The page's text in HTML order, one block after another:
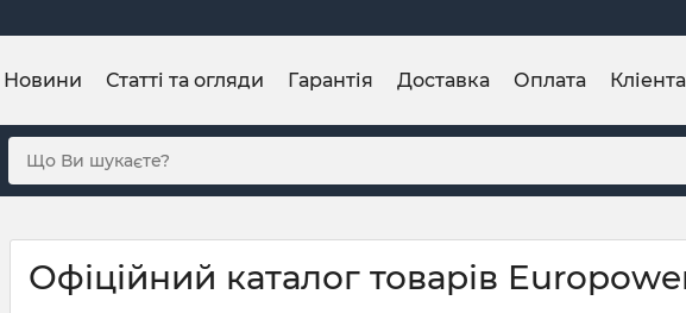
Новини Статті та огляди Гарантія Доставка Оплата
Офіційний каталог товарів